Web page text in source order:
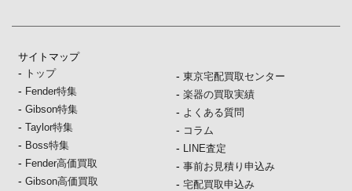
サイトマップ
- トップ
- Fender特集
-Gibson特集
-Taylor特集
- Boss特集
- Fender高価買取
-Gibson高価買取
- 東京宅配買取センター
- 楽器の買取実績
- よくある質問
- コラム
- LINE査定
- 事前お見積り申込み
- 宅配買取申込み